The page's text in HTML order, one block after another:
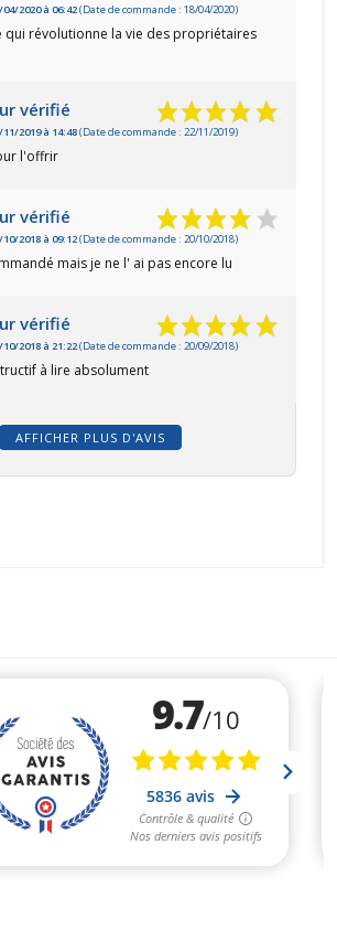
2020 à 06:42(Date de commande : 18/04/2020)
qui révolutionne la vie des propriétaires
vérifié
2019 à 14:48(Date de commande : 22/11/2019)
l'offrir
vérifié
2018 à 09:12(Date de commande : 20/10/2018)
mais je ne l' ai pas encore lu
vérifié
2018 à 21:22(Date de commande : 20/09/2018)
à lire absolument
AFFICHER PLUS D'AVIS